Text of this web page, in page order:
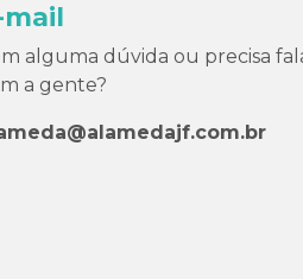
mail
alguma dúvida ou precisa
a gente?